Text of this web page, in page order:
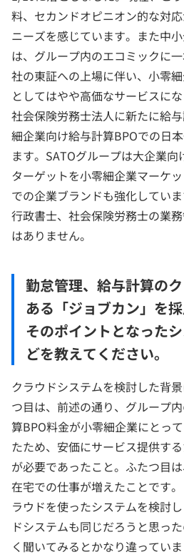
料、セカンドオピニオン的な対
ニーズを感じています。また中
は、グループ内のエコミックに
社の東証への上場に伴い、小零
としてはやや高価なサービスに
社会保険労務士法人に新たに給
細企業向け給与計算BPOでの日
ます。SATOグループは大企業向
ターゲットを小零細企業マーケ
での企業ブランドも強化してい
行政書士、社会保険労務士の業
はありません。
勤怠管理、給与計算の
ある「ジョブカン」を採
そのポイントとなった
どを教えてください。
クラウドシステムを検討した背
つ目は、前述の通り、グループ
算BPO料金が小零細企業にとっ
たため、安価にサービス提供す
が必要であったこと。ふたつ目
在宅での仕事が増えたことです
ラウドを使ったシステムを検討
ドシステムも同じだろうと思っ
く聞いてみるとかなり違っていま